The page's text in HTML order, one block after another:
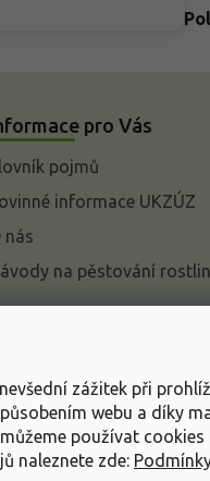
zážitek při
webu a díky
používat
naleznete zde:
pro Vás
pojmů
informace UKZÚZ
nás
na pěstování rostlin